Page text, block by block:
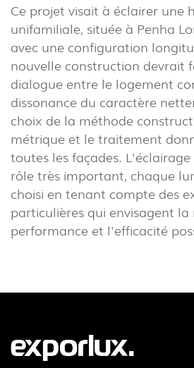
INDUSTRIEL (7)
TÉLÉCHARGEMENTS
INFORMATION LÉGALE
NOUVELLES
RAPPORTS
Ce projet visait à éclairer une
unifamiliale, située à Penha
avec une configuration
nouvelle construction devrait
dialogue entre le logement
dissonance du caractère
choix de la méthode
métrique et le traitement
toutes les façades.
rôle très important, chaque
choisi en tenant compte des
particulières qui envisagent
performance et l'efficacité